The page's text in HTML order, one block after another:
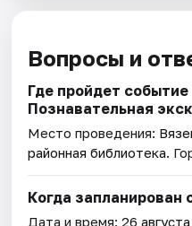
Вопросы и
Где пройдет
Познавательная
Место проведения:
районная библиотека.
Когда запланирован
Дата и время:26